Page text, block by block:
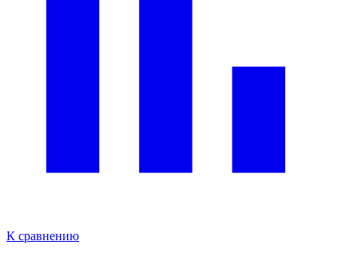
К сравнению